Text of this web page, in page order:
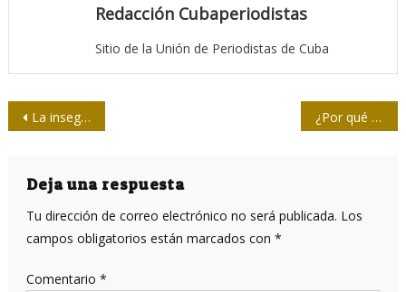
Redacción Cubaperiodistas
Sitio de la Unión de Periodistas de Cuba
Navegación
entradas
La inseguridad alimentaria en África, “una catástrofe delante de nuestros ojos” ¿Por qué gritar? Tonalidades del discurso público
Deja una respuesta
Tu dirección de correo electrónico no será publicada. Los
campos obligatorios están marcados con *
Comentario *